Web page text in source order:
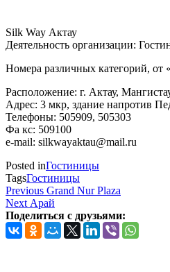
Silk Way Актау
Деятельность организации:
Номера различных категорий, от
Расположение: г. Актау,
Адрес: 3 мкр, здание напротив
Телефоны: 505909, 505303
Фа кс: 509100
e-mail: silkwayaktau@mail.ru
Posted inГостиницы
TagsГостиницы
Навигация
по
записям
Previous
Post
Previous Grand Nur Plaza
Next
Post
Next Арай
Поделиться с друзьями: